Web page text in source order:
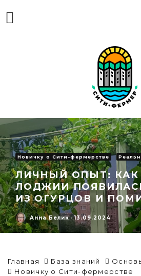
Новичку о Сити-фермерстве
ЛИЧНЫЙ ОПЫТ:
ЛОДЖИИ
ИЗ ОГУРЦОВ И
Анна Белик · 13.09.2024
Главная База знаний
Новичку о Сити-фермерстве